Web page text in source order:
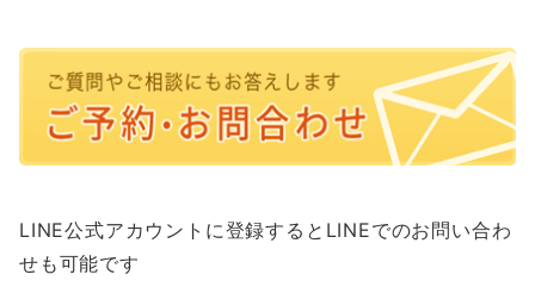
LINE公式アカウントに登録するとLINEでのお問い合わ
せも可能です